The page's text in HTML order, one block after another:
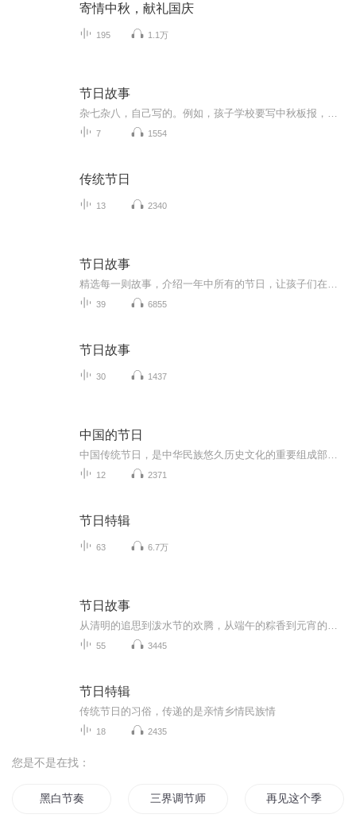
寄情中秋，献礼国庆
195 1.1万
节日故事
7 1554
传统节日
13 2340
节日故事
39 6855
节日故事
30 1437
中国的节日
12 2371
节日特辑
63 6.7万
节日故事
55 3445
节日特辑
传统节日的习俗，传递的是亲情乡情民族情
18 2435
您是不是在找：
黑白节奏 三界调节师 再见这个季节